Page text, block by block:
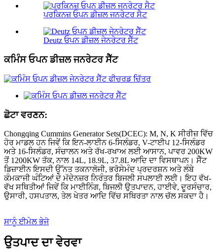
ਪਰਕਿਨਜ਼ ਓਪਨ ਡੀਜ਼ਲ ਜਨਰੇਟਰ ਸੈਟ
Deutz ਓਪਨ ਡੀਜ਼ਲ ਜੇਨਰੇਟਰ ਸੈੱਟ
ਕਮਿੰਸ ਓਪਨ ਡੀਜ਼ਲ ਜਨਰੇਟਰ ਸੈੱਟ
ਛੋਟਾ ਵਰਣਨ:
Chongqing Cummins Generator Sets(DCEC): M, N, K ਸੀਰੀਜ਼ ਵਿੱਚ
ਹੋਰ ਮਾਡਲ ਹਨ ਜਿਵੇਂ ਕਿ ਇਨ-ਲਾਈਨ 6-ਸਿਲੰਡਰ, V-ਟਾਈਪ 12-ਸਿਲੰਡਰ
ਅਤੇ 16-ਸਿਲੰਡਰ, ਸੰਚਾਲਨ ਅਤੇ ਰੱਖ-ਰਖਾਅ ਲਈ ਆਸਾਨ, ਪਾਵਰ 200KW
ਤੋਂ 1200KW ਤੱਕ, ਨਾਲ 14L, 18.9L, 37.8L ਆਦਿ ਦਾ ਵਿਸਥਾਪਨ। ਸੈੱਟ
ਡਿਜ਼ਾਈਨ ਇਸਦੀ ਉੱਨਤ ਤਕਨਾਲੋਜੀ, ਭਰੋਸੇਮੰਦ ਪ੍ਰਦਰਸ਼ਨ ਅਤੇ ਲੰਬੇ
ਕੰਮਕਾਜੀ ਘੰਟਿਆਂ ਦੇ ਮੱਦੇਨਜ਼ਰ ਨਿਰੰਤਰ ਬਿਜਲੀ ਸਪਲਾਈ ਲਈ। ਇਹ ਵੱਖ-
ਵੱਖ ਸਥਿਤੀਆਂ ਜਿਵੇਂ ਕਿ ਮਾਈਨਿੰਗ, ਬਿਜਲੀ ਉਤਪਾਦਨ, ਹਾਈਵੇ, ਦੂਰਸੰਚਾਰ,
ਉਸਾਰੀ, ਹਸਪਤਾਲ, ਤੇਲ ਖੇਤਰ ਆਦਿ ਵਿੱਚ ਸਥਿਰਤਾ ਨਾਲ ਚੱਲ ਸਕਦਾ ਹੈ।
ਸਾਨੂੰ ਈਮੇਲ ਭੇਜੋ
ਉਤਪਾਦ ਦਾ ਵੇਰਵਾ